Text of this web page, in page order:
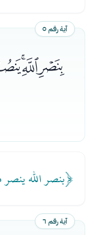
آية رقم ٥
﴿بنصر الله
آية رقم ٦